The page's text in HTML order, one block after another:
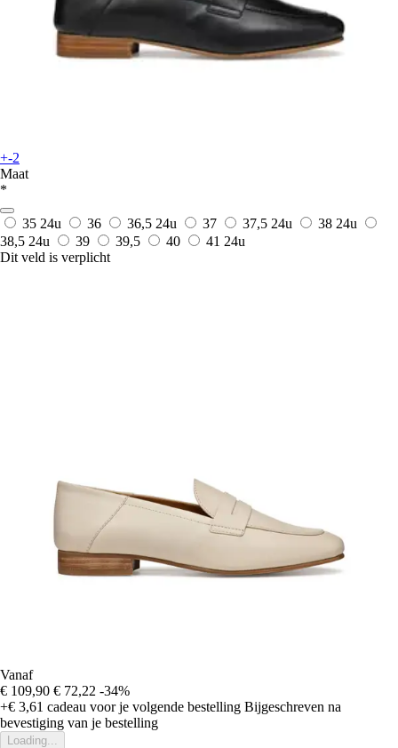
+-2
Maat
*
35 24u 36 36,5 24u 37 37,5 24u 38 24u
38,5 24u 39 39,5 40 41 24u
Dit veld is verplicht
Vanaf
€ 109,90 € 72,22 -34%
+€ 3,61 cadeau voor je volgende bestelling Bijgeschreven na
bevestiging van je bestelling
Loading...